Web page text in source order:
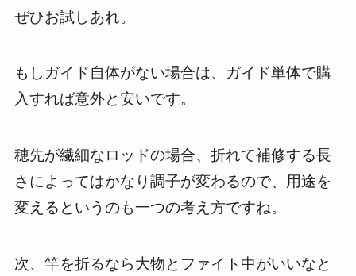
ぜひお試しあれ。
もしガイド自体がない場合は、ガイド単体で購
入すれば意外と安いです。
穂先が繊細なロッドの場合、折れて補修する長
さによってはかなり調子が変わるので、用途を
変えるというのも一つの考え方ですね。
次、竿を折るなら大物とファイト中がいいなと